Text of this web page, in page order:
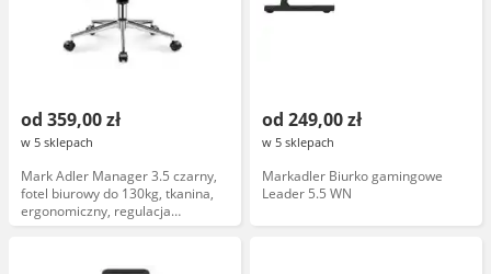
od 359,00 zł
w 5 sklepach
Mark Adler Manager 3.5 czarny,
fotel biurowy do 130kg, tkanina,
ergonomiczny, regulacja
wysokości, obrotowy
od 249,00 zł
w 5 sklepach
Markadler Biurko gamingowe
Leader 5.5 WN